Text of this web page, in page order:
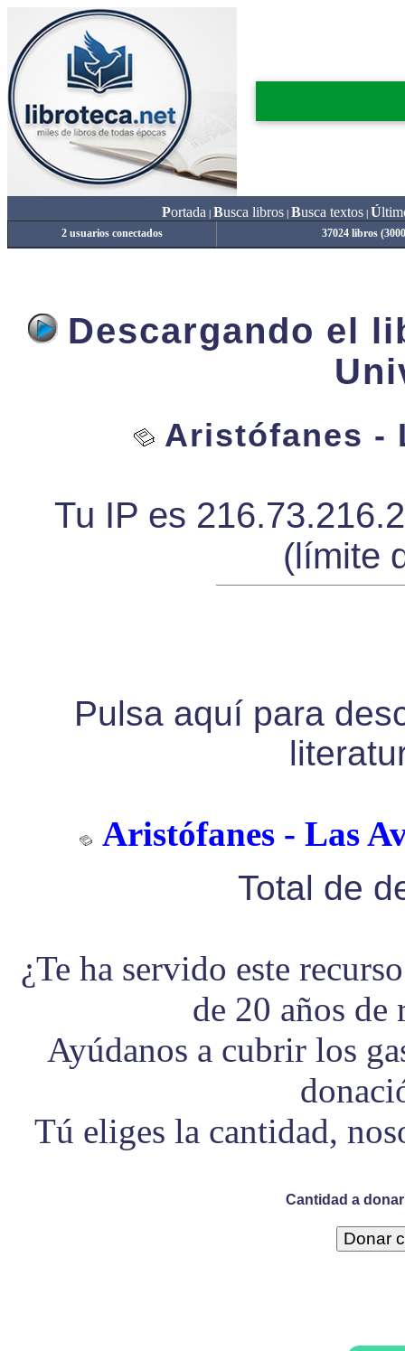
Portada Busca libros| Busca textos| Ú
2 usuarios conectados 37024 libros
Descargando el
Aristófanes -
Tu IP es
(límite
Pulsa aquí para
Aristófanes - Las
Total de
¿Te ha servido este
de 20 años
Ayúdanos a cubrir los
Tú eliges la cantidad,
Cantidad a